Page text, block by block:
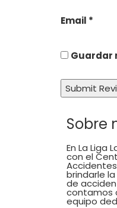
Email *
Guardar
Sobre
En La Liga
con el
brindarle
de
contamos
equipo